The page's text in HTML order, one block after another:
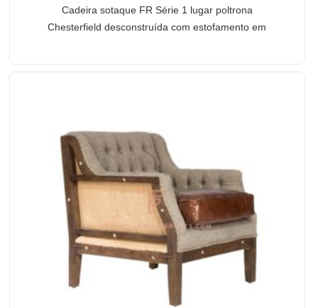
Cadeira sotaque FR Série 1 lugar poltrona
Chesterfield desconstruída com estofamento em